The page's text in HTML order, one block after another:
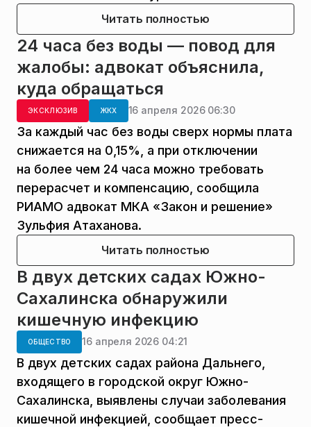
Читать полностью
24 часа без воды — повод для
жалобы: адвокат объяснила,
куда обращаться
ЭКСКЛЮЗИВ ЖКХ 16 апреля 2026 06:30
За каждый час без воды сверх нормы плата
снижается на 0,15%, а при отключении
на более чем 24 часа можно требовать
перерасчет и компенсацию, сообщила
РИАМО адвокат МКА «Закон и решение»
Зульфия Атаханова.
Читать полностью
В двух детских садах Южно-
Сахалинска обнаружили
кишечную инфекцию
ОБЩЕСТВО 16 апреля 2026 04:21
В двух детских садах района Дальнего,
входящего в городской округ Южно-
Сахалинска, выявлены случаи заболевания
кишечной инфекцией, сообщает пресс-